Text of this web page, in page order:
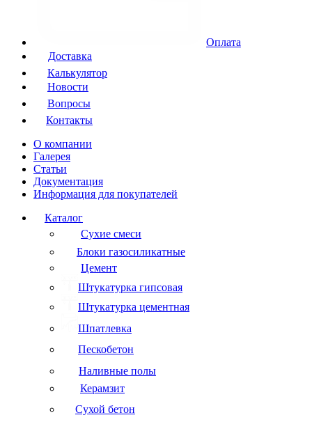
Оплата
Доставка
Калькулятор
Новости
Вопросы
Контакты
О компании
Галерея
Статьи
Документация
Информация для покупателей
Каталог
Сухие смеси
Блоки газосиликатные
Цемент
Штукатурка гипсовая
Штукатурка цементная
Шпатлевка
Пескобетон
Наливные полы
Керамзит
Сухой бетон